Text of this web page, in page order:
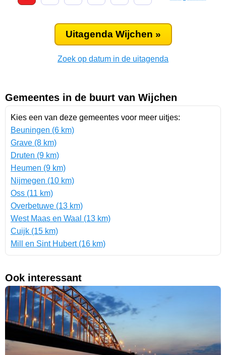
Uitagenda Wijchen »
Zoek op datum in de uitagenda
Gemeentes in de buurt van Wijchen
Kies een van deze gemeentes voor meer uitjes:
Beuningen (6 km)
Grave (8 km)
Druten (9 km)
Heumen (9 km)
Nijmegen (10 km)
Oss (11 km)
Overbetuwe (13 km)
West Maas en Waal (13 km)
Cuijk (15 km)
Mill en Sint Hubert (16 km)
Ook interessant